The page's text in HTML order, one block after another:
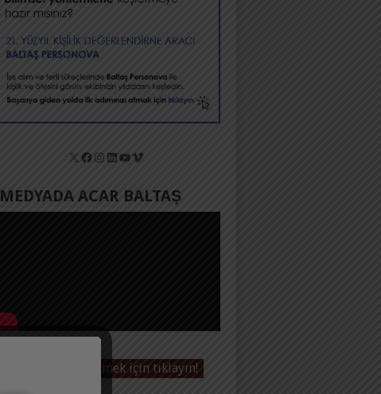
X Facebook
Instagram
LinkedIn
YouTube
Vimeo
MEDYADA ACAR BALTAŞ
Tüm Videoları görmek için tıklayın!